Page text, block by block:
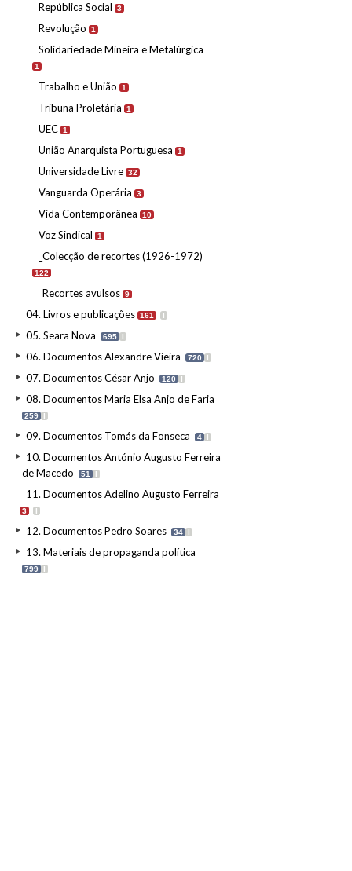
República Social 3
Revolução 1
Solidariedade Mineira e Metalúrgica
1
Trabalho e União 1
Tribuna Proletária 1
UEC 1
União Anarquista Portuguesa 1
Universidade Livre 32
Vanguarda Operária 3
Vida Contemporânea 10
Voz Sindical 1
_Colecção de recortes (1926-1972)
122
_Recortes avulsos 9
04. Livros e publicações 161 I
05. Seara Nova 695 I
06. Documentos Alexandre Vieira 720 I
07. Documentos César Anjo 120 I
08. Documentos Maria Elsa Anjo de Faria
259 I
09. Documentos Tomás da Fonseca 4 I
10. Documentos António Augusto Ferreira
de Macedo
51 I
11. Documentos Adelino Augusto Ferreira
3 I
12. Documentos Pedro Soares 34 I
13. Materiais de propaganda política
799 I